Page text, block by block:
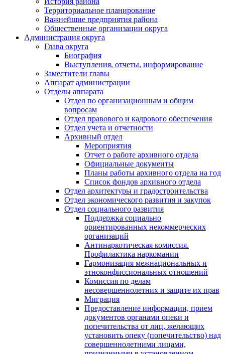
Территориальное планирование
Важнейшие предприятия района
Общественные организации округа
Администрация округа
Глава округа
Биография
Выступления, отчеты, информирование
Заместители главы
Аппарат администрации
Отделы аппарата
Отдел по организационным и общим
вопросам
Отдел правового и кадрового обеспечения
Отдел учета и отчетности
Архивный отдел
Мероприятия
Отчет о работе архивного отдела
Официальные документы
Планы работы архивного отдела на год
Список фондов архивного отдела
Отдел архитектуры и градостроительства
Отдел экономического развития и закупок
Отдел социального развития
Поддержка социально
ориентированных некоммерческих
организаций
Антинаркотическая комиссия.
Профилактика наркомании
Гармонизация межнациональных и
этноконфиссиональных отношений
Комиссия по делам
несовершеннолетних и защите их прав
Миграция
Предоставление информации, прием
документов органами опеки и
попечительства от лиц, желающих
установить опеку (попечительство) над
совершеннолетними лицами,